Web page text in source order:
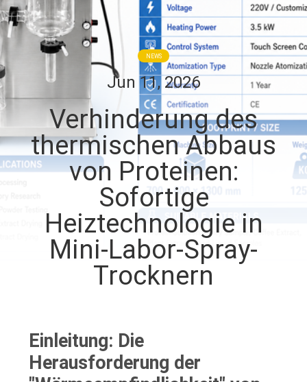
ÜBER
UNS
FABRIK-
AUSFLUG
QUALITÄTSKONTROLLE
TRETEN
FORDERN
NEWS
Jun 11, 2026
Verhinderung des
thermischen Abbaus
von Proteinen:
Sofortige
Heiztechnologie in
Mini-Labor-Spray-
Trocknern
Einleitung: Die
Herausforderung der